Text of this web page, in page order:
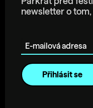
newsletter o